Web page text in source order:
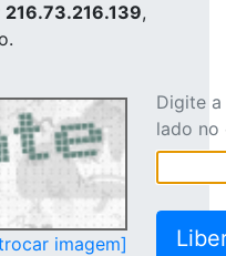
216.73.216.139,
imagem]
Digite
lado no